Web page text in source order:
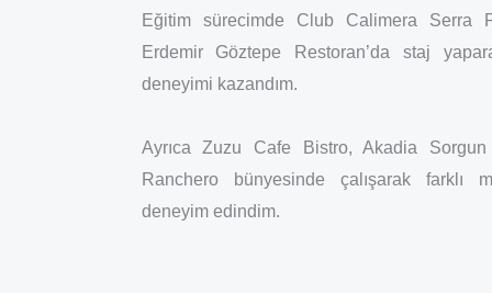
Eğitim sürecimde Club Calimera Serra
Erdemir Göztepe Restoran’da staj
deneyimi kazandım.
Ayrıca Zuzu Cafe Bistro, Akadia
Ranchero bünyesinde çalışarak farklı
deneyim edindim.